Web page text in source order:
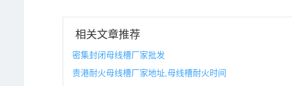
相关文章推荐
密集封闭母线槽厂家批发
贵港耐火母线槽厂家地址,母线槽耐火时间